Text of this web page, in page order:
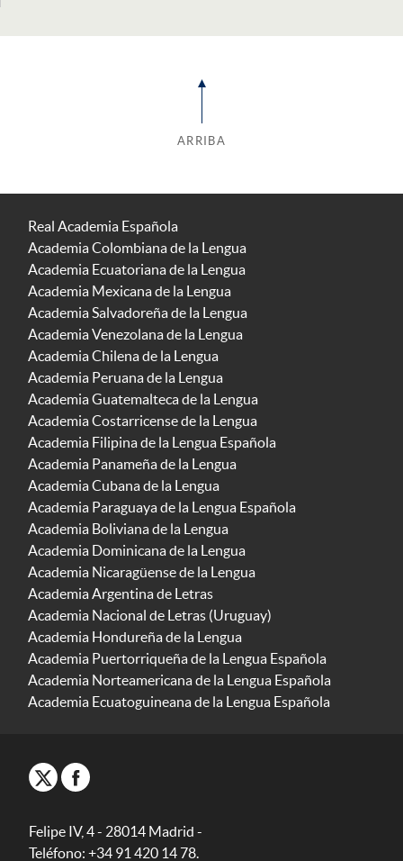
ARRIBA
Real Academia Española
Academia Colombiana de la Lengua
Academia Ecuatoriana de la Lengua
Academia Mexicana de la Lengua
Academia Salvadoreña de la Lengua
Academia Venezolana de la Lengua
Academia Chilena de la Lengua
Academia Peruana de la Lengua
Academia Guatemalteca de la Lengua
Academia Costarricense de la Lengua
Academia Filipina de la Lengua Española
Academia Panameña de la Lengua
Academia Cubana de la Lengua
Academia Paraguaya de la Lengua Española
Academia Boliviana de la Lengua
Academia Dominicana de la Lengua
Academia Nicaragüense de la Lengua
Academia Argentina de Letras
Academia Nacional de Letras (Uruguay)
Academia Hondureña de la Lengua
Academia Puertorriqueña de la Lengua Española
Academia Norteamericana de la Lengua Española
Academia Ecuatoguineana de la Lengua Española
Felipe IV, 4 - 28014 Madrid -
Teléfono: +34 91 420 14 78.